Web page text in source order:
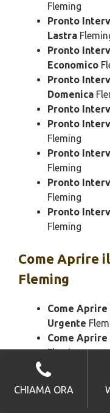
Fleming
Pronto
Lastra
Pronto
Economico
Pronto
Domenica
Pronto
Pronto
Fleming
Pronto
Fleming
Pronto
Fleming
Pronto
Fleming
Come Aprire
Fleming
Come
Urgente
Come
Fleming
Come
Come
CHIAMA ORA